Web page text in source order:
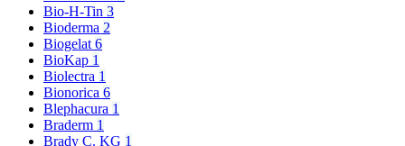
Bio-H-Tin 3
Bioderma 2
Biogelat 6
BioKap 1
Biolectra 1
Bionorica 6
Blephacura 1
Braderm 1
Brady C. KG 1